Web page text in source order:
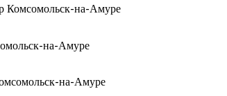
Комсомольск-на-Амуре
на-Амуре
на-Амуре